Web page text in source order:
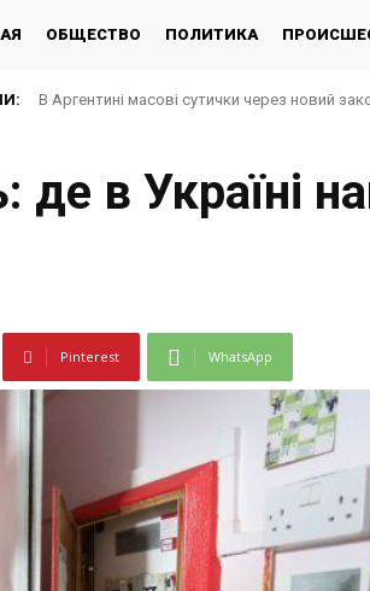
ОБЩЕСТВО ПОЛИТИКА
В Аргентині масові сутички через новий
де в Україні
Pinterest WhatsApp